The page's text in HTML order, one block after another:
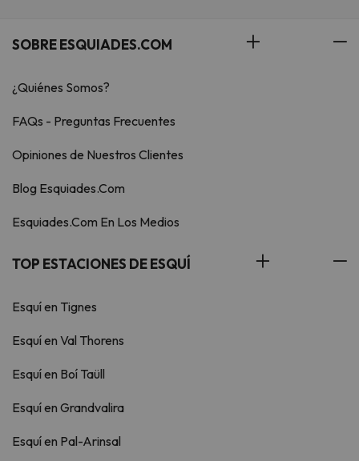
SOBRE ESQUIADES.COM
¿Quiénes Somos?
FAQs - Preguntas Frecuentes
Opiniones de Nuestros Clientes
Blog Esquiades.Com
Esquiades.Com En Los Medios
TOP ESTACIONES DE ESQUÍ
Esquí en Tignes
Esquí en Val Thorens
Esquí en Boí Taüll
Esquí en Grandvalira
Esquí en Pal-Arinsal